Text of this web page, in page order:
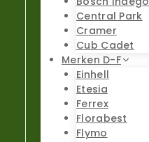
Central Park
Cramer
Cub Cadet
Merken D-F
Einhell
Etesia
Ferrex
Florabest
Flymo